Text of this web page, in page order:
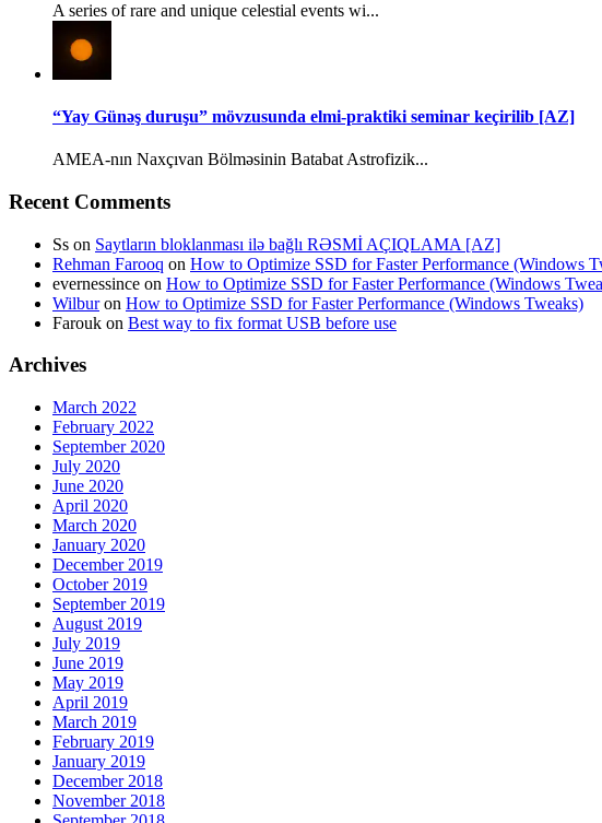
A series of rare and unique celestial events wi...
“Yay Günəş duruşu” mövzusunda elmi-praktiki seminar keçirilib [AZ]
AMEA-nın Naxçıvan Bölməsinin Batabat Astrofizik...
Recent Comments
Ss on Saytların bloklanması ilə bağlı RƏSMİ AÇIQLAMA [AZ]
Rehman Farooq on How to Optimize SSD for Faster Performance (Windows
evernessince on How to Optimize SSD for Faster Performance (Windows
Wilburon How to Optimize SSD for Faster Performance (Windows Tweaks)
Farouk on Best way to fix format USB before use
Archives
March 2022
February 2022
September 2020
July 2020
June 2020
April 2020
March 2020
January 2020
December 2019
October 2019
September 2019
August 2019
July 2019
June 2019
May 2019
April 2019
March 2019
February 2019
January 2019
December 2018
November 2018